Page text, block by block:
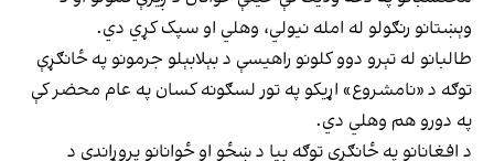
وېښتانو رنګولو له امله نیولي، وهلي او سپک کړي دي.
طالبانو له تېرو دوو کلونو راهیسې د بېلابېلو جرمونو په ځانګړې
توګه د «نامشروع» اړیکو په تور لسګونه کسان په عام محضر کې
په دورو هم وهلي دي.
د افغانانو په ځانګړې توګه بیا د ښځو او ځوانانو پروړاندې د